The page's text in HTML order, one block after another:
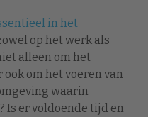
in het
op het werk als
alleen om het
om het voeren van
waarin
Is er voldoende tijd en